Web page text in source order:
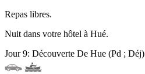
Repas libres.
Nuit dans votre hôtel à Hué.
Jour 9: Découverte De Hue (Pd ; Déj)